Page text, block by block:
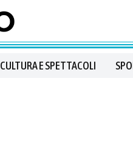
CULTURA E SPETTACOLI